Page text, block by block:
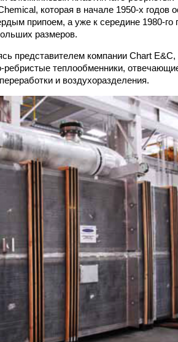
которая в начале 1950-х годов
припоем, а уже к середине 1980-го
размеров.
представителем компании Chart E&C,
ребристые теплообменники,
и воздухоразделения.